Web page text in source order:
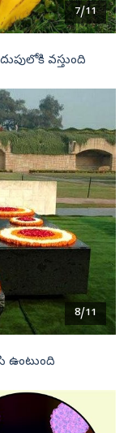
7/11
వస్తుంది
8/11